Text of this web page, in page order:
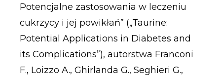
Potencjalne zastosowania w leczeniu
cukrzycy i jej powikłań” („Taurine:
Potential Applications in Diabetes and
its Complications”), autorstwa Franconi
F., Loizzo A., Ghirlanda G., Seghieri G.,